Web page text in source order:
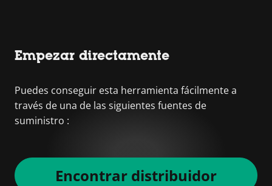
Empezar directamente
Puedes conseguir esta herramienta fácilmente a
través de una de las siguientes fuentes de
suministro :
Encontrar distribuidor